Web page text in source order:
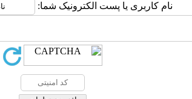
نام کاربری یا پست الکترونیک شما: